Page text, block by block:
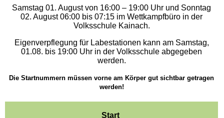
Samstag 01. August von 16:00 – 19:00 Uhr und Sonntag
02. August 06:00 bis 07:15 im Wettkampfbüro in der
Volksschule Kainach.
Eigenverpflegung für Labestationen kann am Samstag,
01.08. bis 19:00 Uhr in der Volksschule abgegeben
werden.
Die Startnummern müssen vorne am Körper gut sichtbar getragen
werden!
Start